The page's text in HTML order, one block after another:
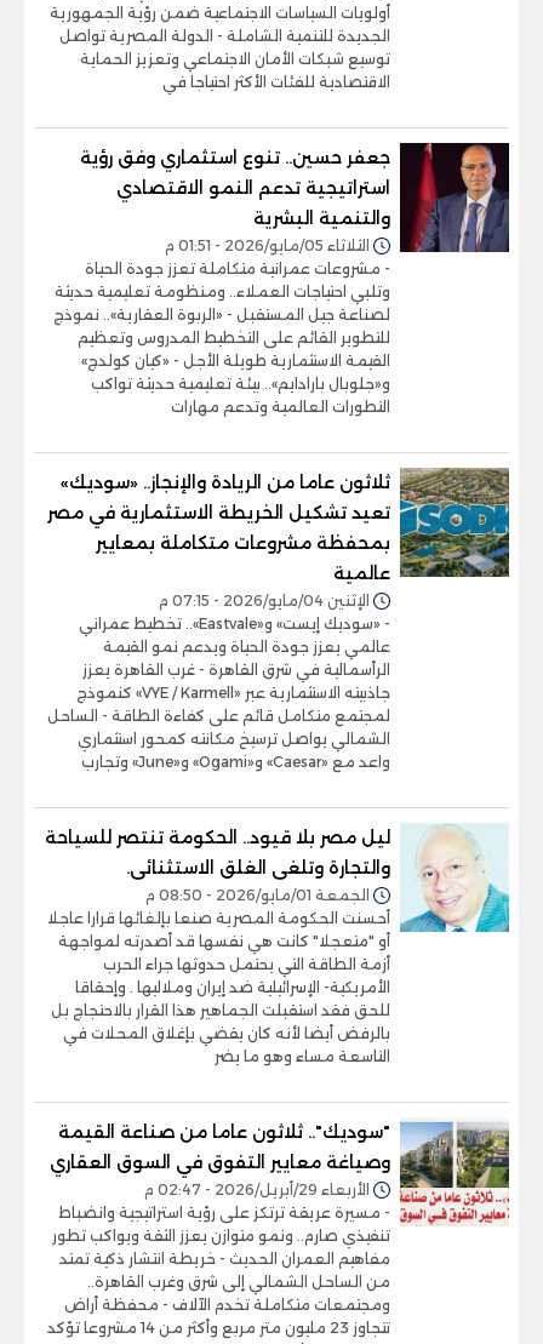
أولويات السياسات الاجتماعية ضمن رؤية الجمهورية
الجديدة للتنمية الشاملة - الدولة المصرية تواصل
توسيع شبكات الأمان الاجتماعي وتعزيز الحماية
الاقتصادية للفئات الأكثر احتياجا في
جعفر حسين.. تنوع استثماري وفق رؤية
استراتيجية تدعم النمو الاقتصادي
والتنمية البشرية
الثلاثاء 05/مايو/2026 - 01:51 م
- مشروعات عمرانية متكاملة تعزز جودة الحياة
وتلبي احتياجات العملاء.. ومنظومة تعليمية حديثة
لصناعة جيل المستقبل - «الربوة العقارية».. نموذج
للتطوير القائم على التخطيط المدروس وتعظيم
القيمة الاستثمارية طويلة الأجل - «كيان كولدج»
و«جلوبال بارادايم».. بيئة تعليمية حديثة تواكب
التطورات العالمية وتدعم مهارات
ثلاثون عاما من الريادة والإنجاز.. «سوديك»
تعيد تشكيل الخريطة الاستثمارية في مصر
بمحفظة مشروعات متكاملة بمعايير
عالمية
الإثنين 04/مايو/2026 - 07:15 م
- «سوديك إيست» و«Eastvale».. تخطيط عمراني
عالمي يعزز جودة الحياة ويدعم نمو القيمة
الرأسمالية في شرق القاهرة - غرب القاهرة يعزز
جاذبيته الاستثمارية عبر «VYE / Karmell» كنموذج
لمجتمع متكامل قائم على كفاءة الطاقة - الساحل
الشمالي يواصل ترسيخ مكانته كمحور استثماري
واعد مع «Caesar» و«Ogami» و«June» وتجارب
ليل مصر بلا قيود.. الحكومة تنتصر للسياحة
والتجارة وتلغى الغلق الاستثنائى.
الجمعة 01/مايو/2026 - 08:50 م
أحسنت الحكومة المصرية صنعا بإلغائها قرارا عاجلا
أو "متعجلا" كانت هي نفسها قد أصدرته لمواجهة
أزمة الطاقة التي يحتمل حدوثها جراء الحرب
الأمريكية- الإسرائيلية ضد إيران وملاليها . وإحقاقا
للحق فقد استقبلت الجماهير هذا القرار بالاحتجاج بل
بالرفض أيضا لأنه كان يقضي بإغلاق المحلات في
التاسعة مساء وهو ما يضر
"سوديك".. ثلاثون عاما من صناعة القيمة
وصياغة معايير التفوق في السوق العقاري
الأربعاء 29/أبريل/2026 - 02:47 م
- مسيرة عريقة ترتكز على رؤية استراتيجية وانضباط
تنفيذي صارم.. ونمو متوازن يعزز الثقة ويواكب تطور
مفاهيم العمران الحديث - خريطة انتشار ذكية تمتد
من الساحل الشمالي إلى شرق وغرب القاهرة..
ومجتمعات متكاملة تخدم الآلاف - محفظة أراض
تتجاوز 23 مليون متر مربع وأكثر من 14 مشروعا تؤكد